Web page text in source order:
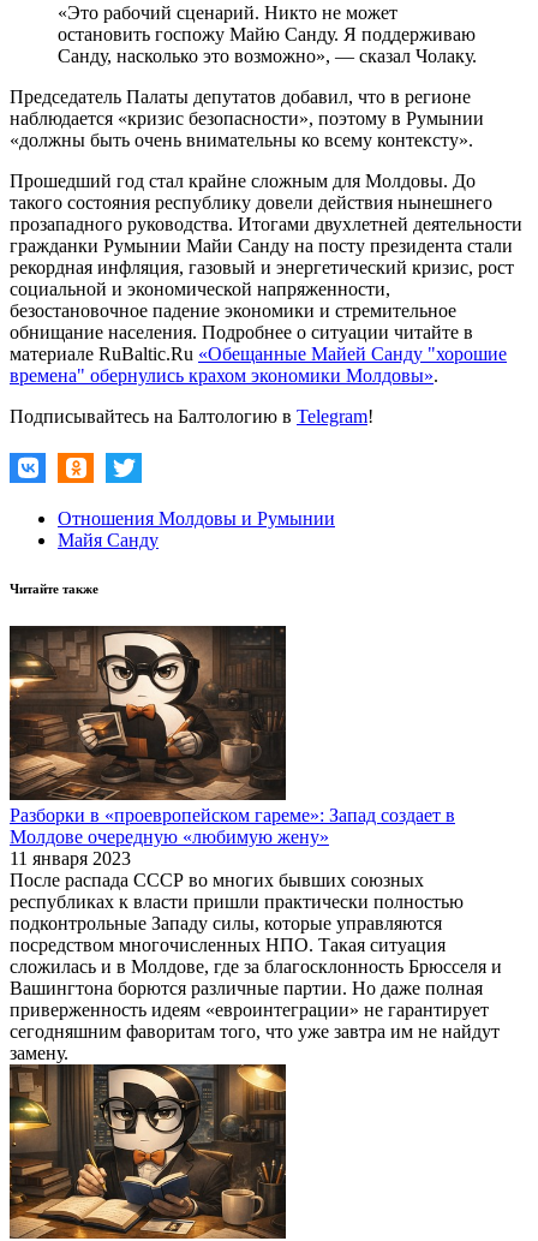
«Это рабочий сценарий. Никто не может
остановить госпожу Майю Санду. Я поддерживаю
Санду, насколько это возможно», — сказал Чолаку.
Председатель Палаты депутатов добавил, что в регионе
наблюдается «кризис безопасности», поэтому в Румынии
«должны быть очень внимательны ко всему контексту».
Прошедший год стал крайне сложным для Молдовы. До
такого состояния республику довели действия нынешнего
прозападного руководства. Итогами двухлетней деятельности
гражданки Румынии Майи Санду на посту президента стали
рекордная инфляция, газовый и энергетический кризис, рост
социальной и экономической напряженности,
безостановочное падение экономики и стремительное
обнищание населения. Подробнее о ситуации читайте в
материале RuBaltic.Ru «Обещанные Майей Санду "хорошие
времена" обернулись крахом экономики Молдовы».
Подписывайтесь на Балтологию в Telegram!
Отношения Молдовы и Румынии
Майя Санду
Читайте также
Разборки в «проевропейском гареме»: Запад создает в
Молдове очередную «любимую жену»
11 января 2023
После распада СССР во многих бывших союзных
республиках к власти пришли практически полностью
подконтрольные Западу силы, которые управляются
посредством многочисленных НПО. Такая ситуация
сложилась и в Молдове, где за благосклонность Брюсселя и
Вашингтона борются различные партии. Но даже полная
приверженность идеям «евроинтеграции» не гарантирует
сегодняшним фаворитам того, что уже завтра им не найдут
замену.